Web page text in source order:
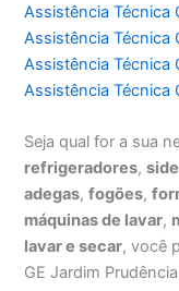
Assistência Técnica
Assistência Técnica
Assistência Técnica
Assistência Técnica
Seja qual for a sua
refrigeradores,
adegas,fogões,
máquinas de lavar,
lavar e secar, você
GE Jardim